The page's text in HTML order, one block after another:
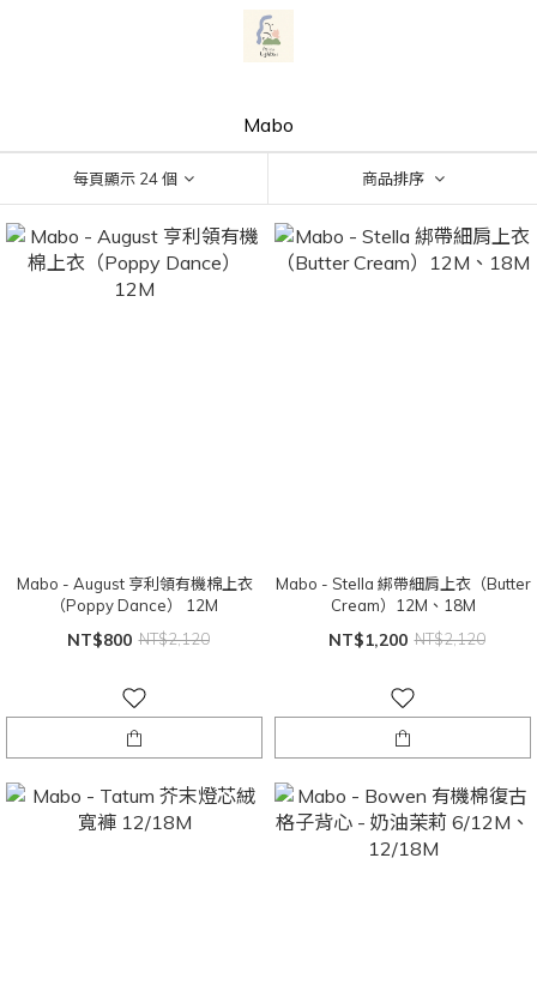
Mabo
每頁顯示 24 個 商品排序
Mabo - August 亨利領有機棉上衣
（Poppy Dance） 12M
NT$800 NT$2,120
Mabo - Stella 綁帶細肩上衣（Butter
Cream）12M、18M
NT$1,200 NT$2,120